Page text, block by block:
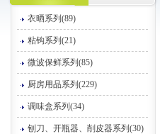
衣晒系列(89)
粘钩系列(21)
微波保鲜系列(85)
厨房用品系列(229)
调味盒系列(34)
刨刀、开瓶器、削皮器系列(30)